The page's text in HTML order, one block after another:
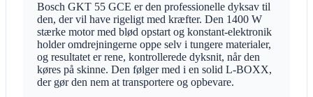
Bosch GKT 55 GCE er den professionelle dyksav til
den, der vil have rigeligt med kræfter. Den 1400 W
stærke motor med blød opstart og konstant-elektronik
holder omdrejningerne oppe selv i tungere materialer,
og resultatet er rene, kontrollerede dyksnit, når den
køres på skinne. Den følger med i en solid L-BOXX,
der gør den nem at transportere og opbevare.